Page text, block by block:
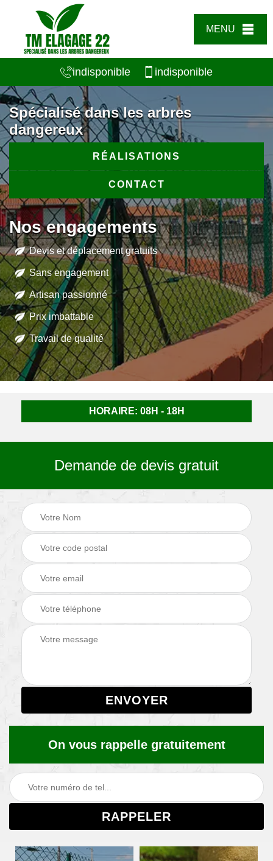
MENU
indisponible indisponible
Spécialisé dans les arbres
dangereux
RÉALISATIONS
CONTACT
Nos engagements
Devis et déplacement gratuits
Sans engagement
Artisan passionné
Prix imbattable
Travail de qualité
HORAIRE: 08H - 18H
Demande de devis gratuit
On vous rappelle gratuitement